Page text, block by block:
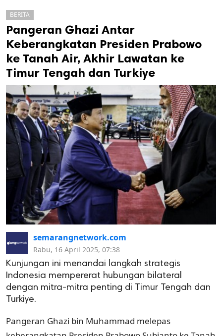
cipta.
BERITA
Pangeran Ghazi Antar
Keberangkatan Presiden Prabowo
ke Tanah Air, Akhir Lawatan ke
Timur Tengah dan Turkiye
semarangnetwork.com
Rabu, 16 April 2025, 07:38
Kunjungan ini menandai langkah strategis
Indonesia mempererat hubungan bilateral
dengan mitra-mitra penting di Timur Tengah dan
Turkiye.
Pangeran Ghazi bin Muhammad melepas